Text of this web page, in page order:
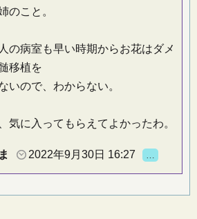
のこと。
の病室も早い時期からお花はダメ
移植を
いので、わからない。
気に入ってもらえてよかったわ。
2022年9月30日 16:27